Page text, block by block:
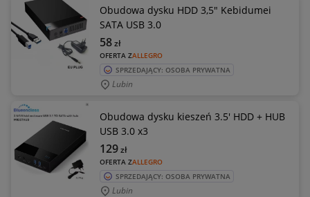
Obudowa dysku HDD 3,5" Kebidumei
SATA USB 3.0
OFERTA ZALLEGRO
58zł
SPRZEDAJĄCY: OSOBA PRYWATNA
Lubin
Obudowa dysku kieszeń 3.5' HDD + HUB
USB 3.0 x3
OFERTA ZALLEGRO
129zł
SPRZEDAJĄCY: OSOBA PRYWATNA
Lubin